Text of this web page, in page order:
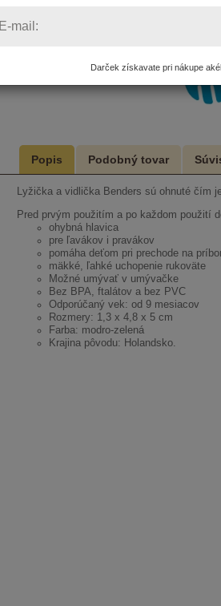
Popis
Lyžička a vidlička Benders sú ohnuté čím
Pred prvým použitím a po každom použití
ohybná hlavica
pre ľavákov i pravákov
pomáha deťom pri prechode na
mäkké, ľahké uchopenie rukoväte
Možné umývať v umývačke
Bez BPA, ftalátov a bez PVC
Odporúčaný vek: od 9 mesiacov
Rozmery: 1,3 x 4,8 x 5 cm
Farba: modro-zelená
Krajina pôvodu: Holandsko.
Podobný tovar
E-mail:
Darček získavate pri nákupe